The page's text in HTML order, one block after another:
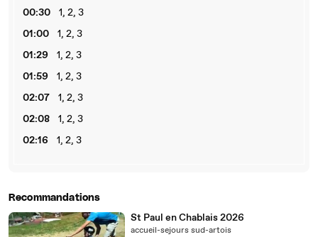
00:30
1, 2, 3
01:00
1, 2, 3
01:29
1, 2, 3
01:59
1, 2, 3
02:07
1, 2, 3
02:08
1, 2, 3
02:16
1, 2, 3
Recommandations
St Paul en Chablais 2026
accueil-sejours sud-artois